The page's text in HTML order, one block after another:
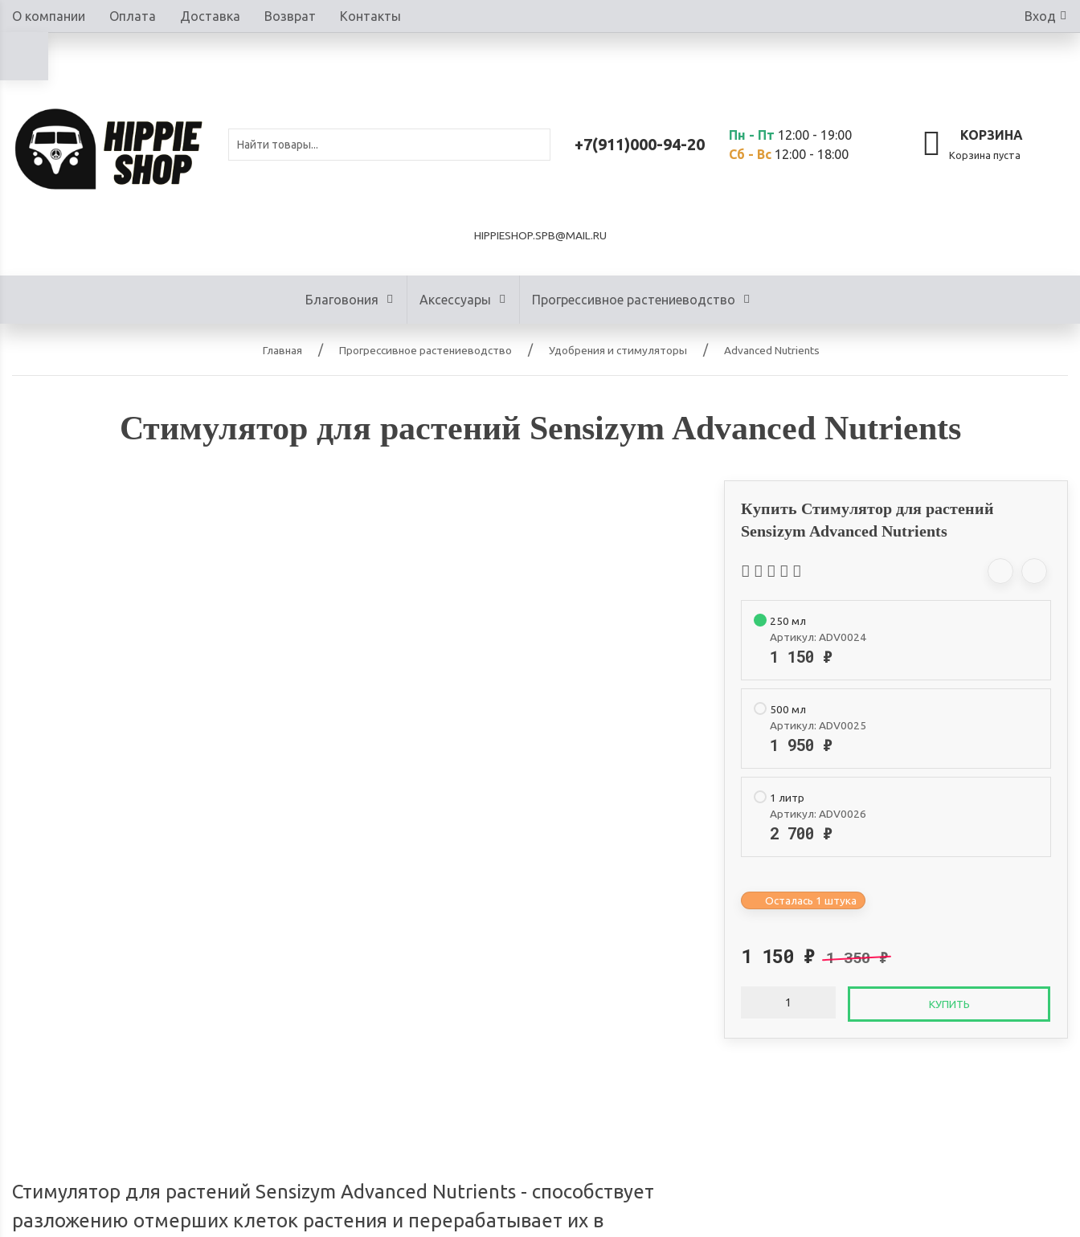
О компании Оплата Доставка Возврат Контакты Вход
+7(911)000-94-20 Пн - Пт 12:00 - 19:00
Сб - Вс 12:00 - 18:00
КОРЗИНА
Корзина пуста
HIPPIESHOP.SPB@MAIL.RU
Благовония Аксессуары Прогрессивное растениеводство
Главная Прогрессивное растениеводство Удобрения и стимуляторы Advanced Nutrients
Стимулятор для растений Sensizym Advanced Nutrients
Купить Стимулятор для растений
Sensizym Advanced Nutrients
250 мл
Артикул: ADV0024
1 150 ₽
500 мл
Артикул: ADV0025
1 950 ₽
1 литр
Артикул: ADV0026
2 700 ₽
Осталась 1 штука
1 150 ₽ 1 350₽
КУПИТЬ
Стимулятор для растений Sensizym Advanced Nutrients - способствует
разложению отмерших клеток растения и перерабатывает их в